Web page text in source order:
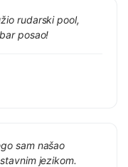
rudarski pool,
posao!
sam našao
jezikom.